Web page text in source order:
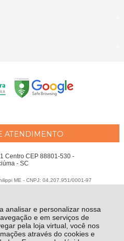
analisar e personalizar nossa
e em serviços de
pela loja virtual, você nos
através do cookies e
ATENDIMENTO
Centro CEP 88801-530 -
- SC
ME - CNPJ: 04.207.951/0001-97